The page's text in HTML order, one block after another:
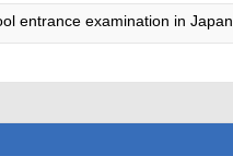
entrance examination in Japan